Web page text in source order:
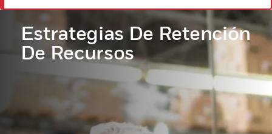
Estrategias De Retención
De Recursos